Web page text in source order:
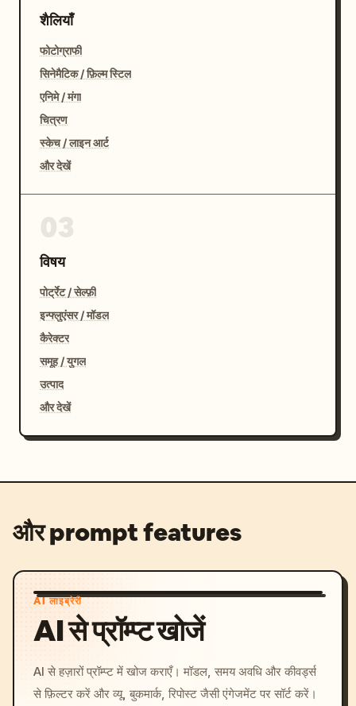
शैलियाँ
फोटोग्राफी
सिनेमैटिक / फ़िल्म स्टिल
एनिमे / मंगा
चित्रण
स्केच / लाइन आर्ट
और देखें
विषय
पोर्ट्रेट / सेल्फ़ी
इन्फ्लुएंसर / मॉडल
कैरेक्टर
समूह / युगल
उत्पाद
और देखें
और prompt features
AI लाइब्रेरी
AI से प्रॉम्प्ट खोजें
AI से हज़ारों प्रॉम्प्ट में खोज कराएँ। मॉडल, समय अवधि और कीवर्ड्स
से फ़िल्टर करें और व्यू, बुकमार्क, रिपोस्ट जैसी एंगेजमेंट पर सॉर्ट करें।